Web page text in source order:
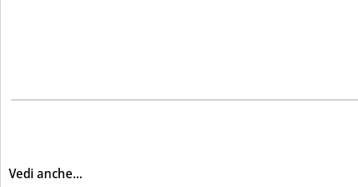
Vedi anche...